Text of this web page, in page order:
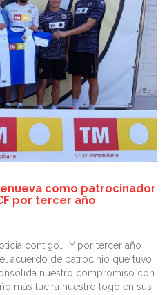
como patrocinador
por tercer año
contigo… ¡Y por tercer año
acuerdo de patrocinio que tuvo
nuestro compromiso con
más lucirá nuestro logo en sus